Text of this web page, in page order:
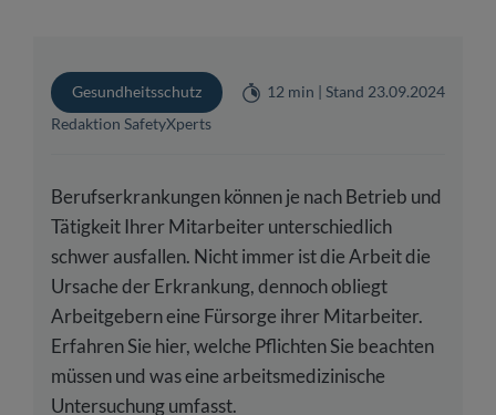
Gesundheitsschutz
12 min | Stand 23.09.2024
Redaktion SafetyXperts
Berufserkrankungen können je nach Betrieb und
Tätigkeit Ihrer Mitarbeiter unterschiedlich
schwer ausfallen. Nicht immer ist die Arbeit die
Ursache der Erkrankung, dennoch obliegt
Arbeitgebern eine Fürsorge ihrer Mitarbeiter.
Erfahren Sie hier, welche Pflichten Sie beachten
müssen und was eine arbeitsmedizinische
Untersuchung umfasst.